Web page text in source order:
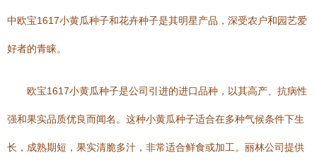
中欧宝1617小黄瓜种子和花卉种子是其明星产品，深受农户和园艺爱
好者的青睐。
欧宝1617小黄瓜种子是公司引进的进口品种，以其高产、抗病性
强和果实品质优良而闻名。这种小黄瓜种子适合在多种气候条件下生
长，成熟期短，果实清脆多汁，非常适合鲜食或加工。丽林公司提供